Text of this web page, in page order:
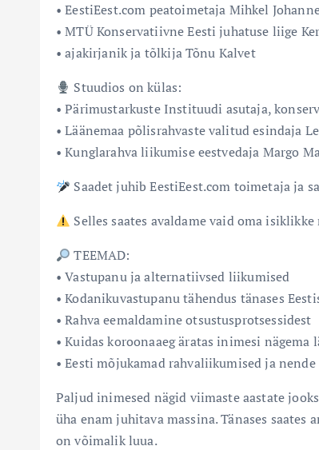
• EestiEest.com peatoimetaja Mihkel
• MTÜ Konservatiivne Eesti juhatuse liige
• ajakirjanik ja tõlkija Tõnu Kalvet
Stuudios on külas:
• Pärimustarkuste Instituudi asutaja,
• Läänemaa põlisrahvaste valitud esindaja
• Kunglarahva liikumise eestvedaja Margo
Saadet juhib EestiEest.com toimetaja ja
Selles saates avaldame vaid oma
TEEMAD:
• Vastupanu ja alternatiivsed liikumised
• Kodanikuvastupanu tähendus tänases
• Rahva eemaldamine otsustusprotsessidest
• Kuidas koroonaaeg äratas inimesi
• Eesti mõjukamad rahvaliikumised ja nende
Paljud inimesed nägid viimaste aastate
üha enam juhitava massina. Tänases
on võimalik luua.